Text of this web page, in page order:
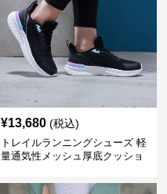
¥13,680 (税込)
トレイルランニングシューズ 軽
量通気性メッシュ厚底クッショ